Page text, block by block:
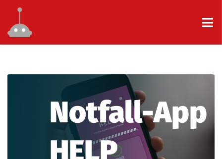
Notfall-App
HELP